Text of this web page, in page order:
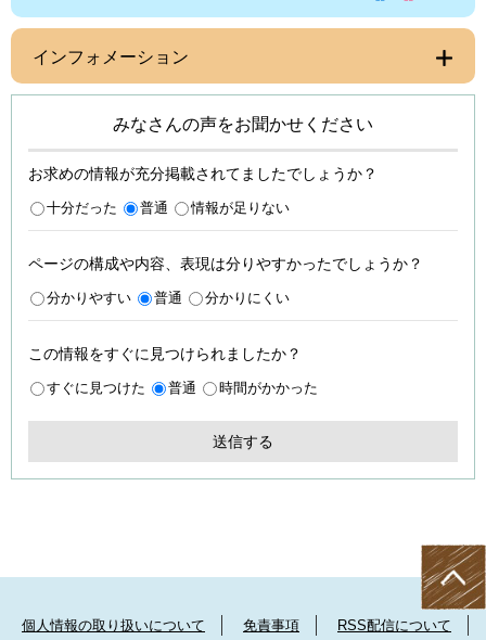
インフォメーション
みなさんの声をお聞かせください
お求めの情報が充分掲載されてましたでしょうか？
十分だった 普通 情報が足りない
ページの構成や内容、表現は分りやすかったでしょうか？
分かりやすい 普通 分かりにくい
この情報をすぐに見つけられましたか？
すぐに見つけた 普通 時間がかかった
個人情報の取り扱いについて 免責事項 RSS配信について